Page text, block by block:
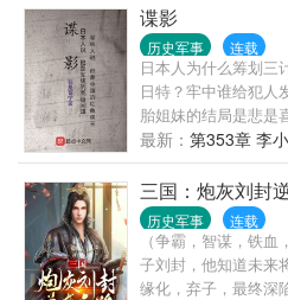
谍影
历史军事 连载
日本人为什么筹划三
日特？牢中谁给犯人
胎姐妹的结局是悲是
团一个个解开，真
最新： 第353章 李
三国：炮灰刘封
历史军事 连载
（争霸，智谋，铁
子刘封，他知道未来
缘化，弃子，最终深